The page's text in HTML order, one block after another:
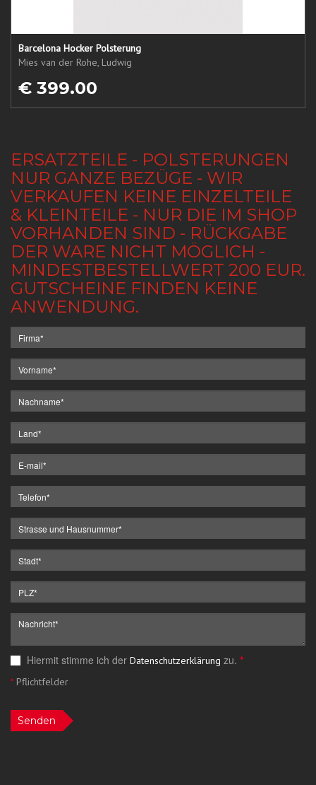
Barcelona Hocker Polsterung
Mies van der Rohe, Ludwig
€ 399.00
ERSATZTEILE - POLSTERUNGEN
NUR GANZE BEZÜGE - WIR
VERKAUFEN KEINE EINZELTEILE
& KLEINTEILE - NUR DIE IM SHOP
VORHANDEN SIND - RÜCKGABE
DER WARE NICHT MÖGLICH -
MINDESTBESTELLWERT 200 EUR.
GUTSCHEINE FINDEN KEINE
ANWENDUNG.
Hiermit stimme ich der Datenschutzerklärung zu. *
*Pflichtfelder
Senden